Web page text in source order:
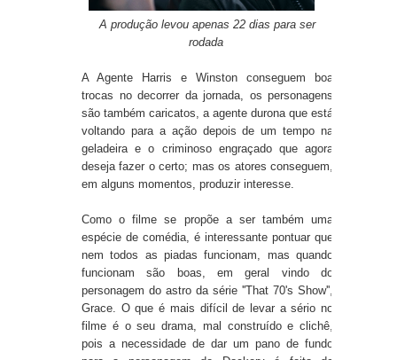
A produção levou apenas 22 dias para ser
rodada
A Agente Harris e Winston conseguem boa
trocas no decorrer da jornada, os personagens
são também caricatos, a agente durona que está
voltando para a ação depois de um tempo na
geladeira e o criminoso engraçado que agora
deseja fazer o certo; mas os atores conseguem,
em alguns momentos, produzir interesse.
Como o filme se propõe a ser também uma
espécie de comédia, é interessante pontuar que
nem todos as piadas funcionam, mas quando
funcionam são boas, em geral vindo do
personagem do astro da série ''That 70's Show'',
Grace. O que é mais difícil de levar a sério no
filme é o seu drama, mal construído e clichê,
pois a necessidade de dar um pano de fundo